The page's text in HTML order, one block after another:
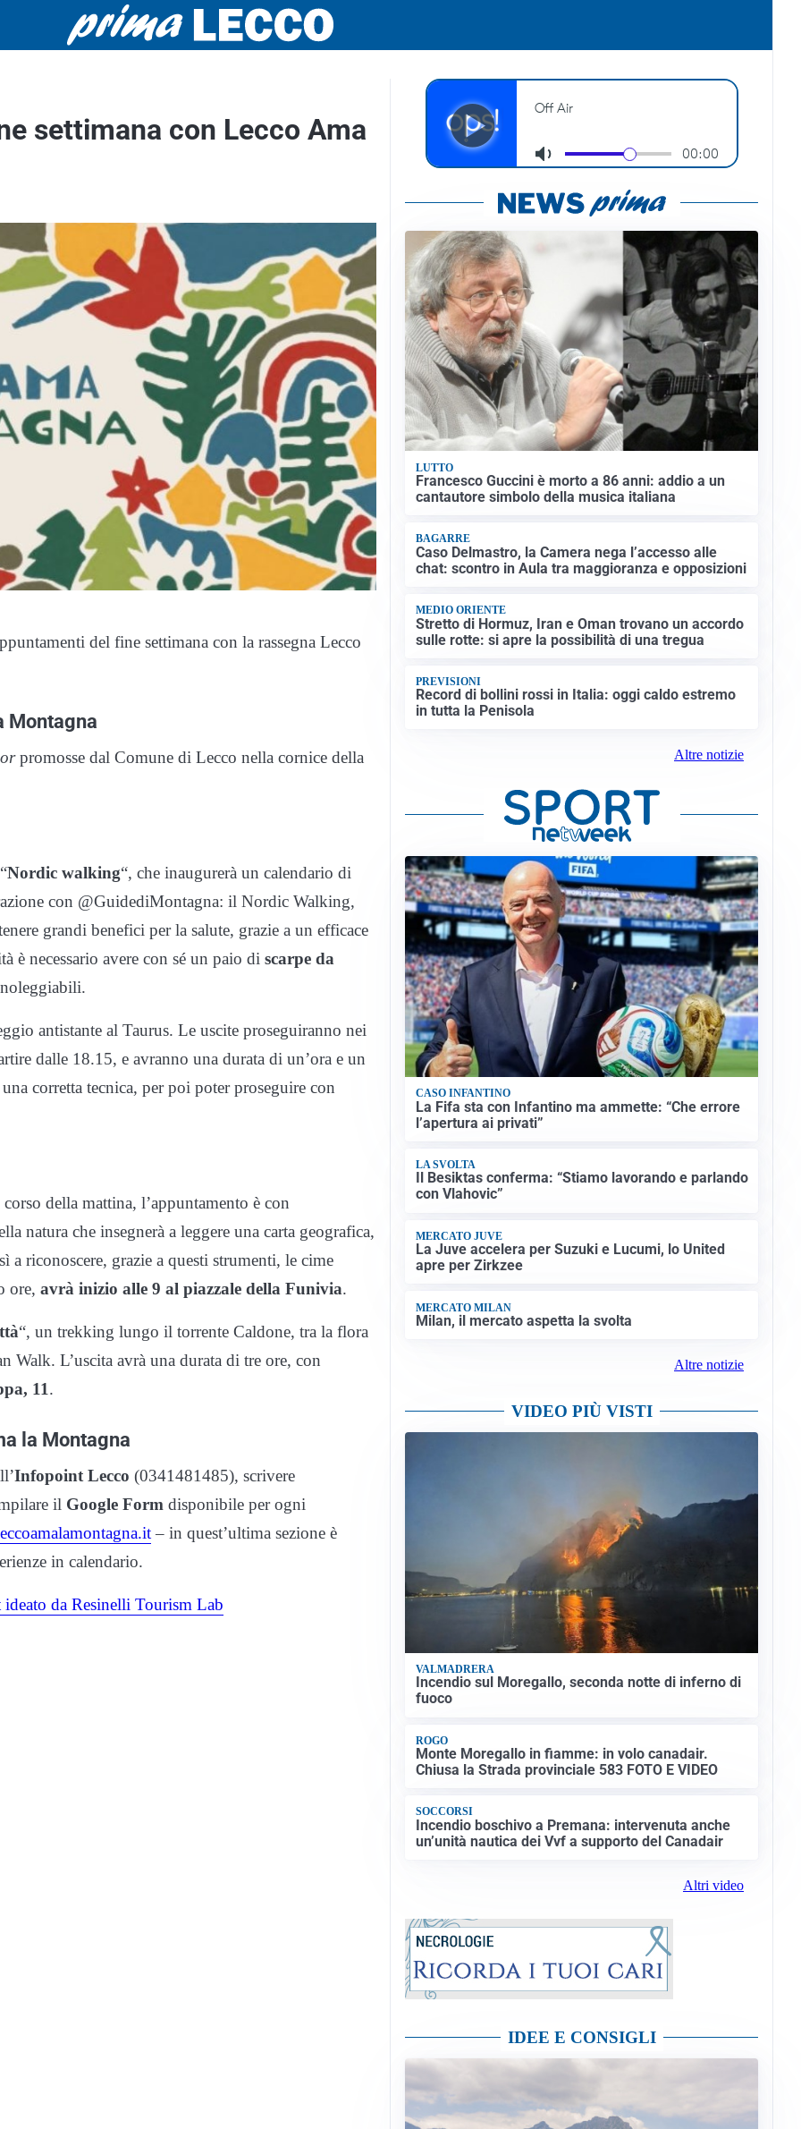
settimana con Lecco Ama
del fine settimana con la rassegna Lecco
Montagna
promosse dal Comune di Lecco nella cornice della
Nordic walking“, che inaugurerà un calendario di
con @GuidediMontagna: il Nordic Walking,
grandi benefici per la salute, grazie a un efficace
è necessario avere con sé un paio di scarpe da
antistante al Taurus. Le uscite proseguiranno nei
dalle 18.15, e avranno una durata di un’ora e un
corretta tecnica, per poi poter proseguire con
della mattina, l’appuntamento è con
natura che insegnerà a leggere una carta geografica,
a riconoscere, grazie a questi strumenti, le cime
ore, avrà inizio alle 9 al piazzale della Funivia.
“, un trekking lungo il torrente Caldone, tra la flora
Walk. L’uscita avrà una durata di tre ore, con
11.
la Montagna
Infopoint Lecco (0341481485), scrivere
il Google Form disponibile per ogni
– in quest’ultima sezione è
in calendario.
da Resinelli Tourism Lab
LUTTO
Francesco Guccini è morto a 86 anni: addio a un
cantautore simbolo della musica italiana
BAGARRE
Caso Delmastro, la Camera nega l’accesso alle
chat: scontro in Aula tra maggioranza e opposizioni
MEDIO ORIENTE
Stretto di Hormuz, Iran e Oman trovano un accordo
sulle rotte: si apre la possibilità di una tregua
PREVISIONI
Record di bollini rossi in Italia: oggi caldo estremo
in tutta la Penisola
Altre notizie
CASO INFANTINO
La Fifa sta con Infantino ma ammette: “Che errore
l’apertura ai privati”
LA SVOLTA
Il Besiktas conferma: “Stiamo lavorando e parlando
con Vlahovic”
MERCATO JUVE
La Juve accelera per Suzuki e Lucumi, lo United
apre per Zirkzee
MERCATO MILAN
Milan, il mercato aspetta la svolta
Altre notizie
VIDEO PIÙ VISTI
VALMADRERA
Incendio sul Moregallo, seconda notte di inferno di
fuoco
ROGO
Monte Moregallo in fiamme: in volo canadair.
Chiusa la Strada provinciale 583 FOTO E VIDEO
SOCCORSI
Incendio boschivo a Premana: intervenuta anche
un’unità nautica dei Vvf a supporto del Canadair
Altri video
IDEE E CONSIGLI